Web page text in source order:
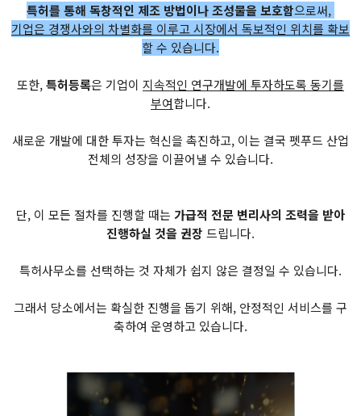
특허를 통해 독창적인 제조 방법이나 조성물을 보호함으로써,
기업은 경쟁사와의 차별화를 이루고 시장에서 독보적인 위치를 확보
할 수 있습니다.
또한,특허등록은 기업이 지속적인 연구개발에 투자하도록 동기를
부여합니다.
새로운 개발에 대한 투자는 혁신을 촉진하고, 이는 결국 펫푸드 산업
전체의 성장을 이끌어낼 수 있습니다.
단, 이 모든 절차를 진행할 때는 가급적 전문 변리사의 조력을 받아
진행하실 것을 권장 드립니다.
특허사무소를 선택하는 것 자체가 쉽지 않은 결정일 수 있습니다.
그래서 당소에서는 확실한 진행을 돕기 위해, 안정적인 서비스를 구
축하여 운영하고 있습니다.